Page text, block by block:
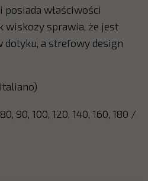
posiada właściwości
wiskozy sprawia, że jest
a strefowy design
90, 100, 120, 140, 160, 180 /